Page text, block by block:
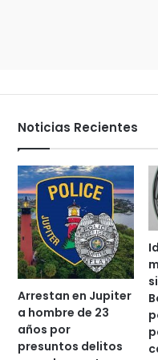
i
o
Noticias Recientes
Arrestan en Jupiter
a hombre de 23
años por
presuntos delitos